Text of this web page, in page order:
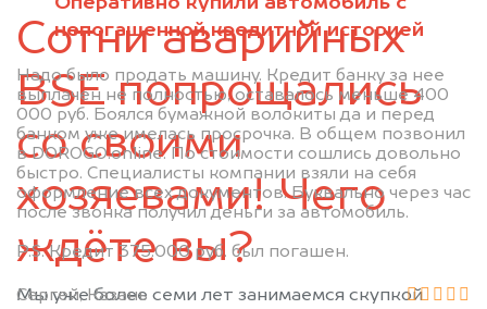
непогашенной кредитной историей
Надо было продать машину. Кредит банку за нее
выплачен не полностью, оставалось меньше 400
000 руб. Боялся бумажной волокиты да и перед
банком уже имелась просрочка. В общем позвонил
в DOROGO.online. По стоимости сошлись довольно
быстро. Специалисты компании взяли на себя
оформление всех документов. Буквально через час
после звонка получил деньги за автомобиль.
P.S. Кредит 375.000 руб. был погашен.
Сергей, Казань
Куйбышев (Татарстан)
Кукмод
Кукмор
Лаишево
Лениногорск
Мамадыш
Менделеевск
Мензелинск
Муслюмово
Набережные Челны
Нижнекамск
Новошешминск
Нурлат
Пестрецы
Рыбная Слобода
Сарманово
Старое Дрожжаное
Тетюши
Сотни аварийных
BSE попрощались
со своими
хозяевами! Чего
ждёте вы?
Мы уже более семи лет занимаемся скупкой